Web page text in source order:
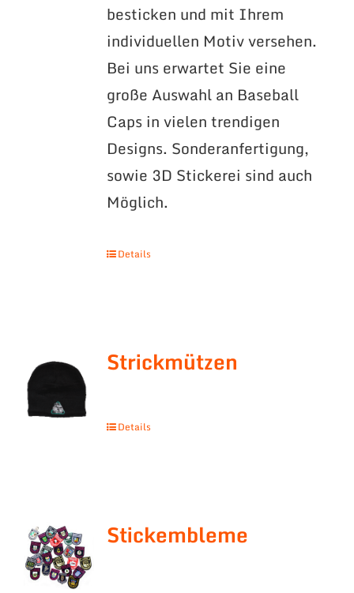
besticken und mit Ihrem
individuellen Motiv versehen.
Bei uns erwartet Sie eine
große Auswahl an Baseball
Caps in vielen trendigen
Designs. Sonderanfertigung,
sowie 3D Stickerei sind auch
Möglich.
Details
Strickmützen
Details
Stickembleme